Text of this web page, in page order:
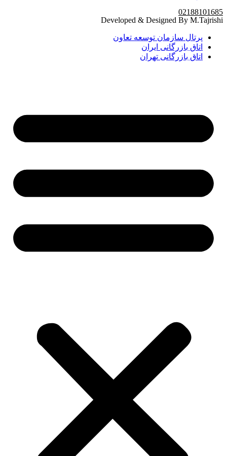
02188101685
Developed & Designed By M.Tajrishi
پرتال سازمان توسعه تعاون
اتاق بازرگانی ایران
اتاق بازرگانی تهران